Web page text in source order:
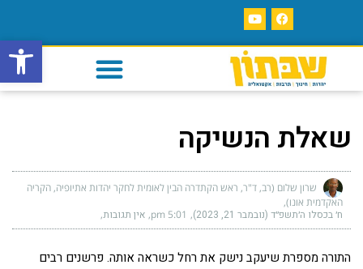
פתח
שאלת הנשיקה
שרון שלום (רב, ד"ר, ראש הקתדרה הבין לאומית לחקר יהדות אתיופיה, הקריה
האקדמית אונו)
ח׳ בכסלו ה׳תשפ״ד (נובמבר 21, 2023) 5:01 pm אין תגובות
התורה מספרת שיעקב נישק את רחל כשראה אותה. פרשנים רבים